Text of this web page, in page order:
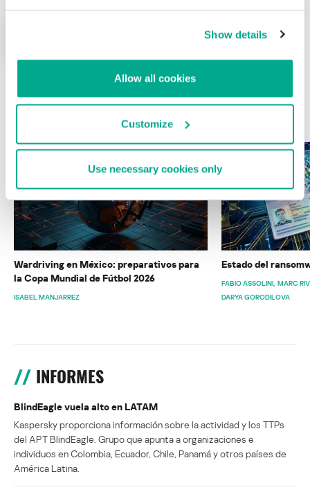
Show details
Allow all cookies
Customize
Use necessary cookies only
ÚLTIMAS PUBLICACIONES
Wardriving en México: preparativos para
la Copa Mundial de Fútbol 2026
ISABEL MANJARREZ
Estado del
FABIO ASSOLINI MARC
DARYA GORODILOVA
INFORMES
BlindEagle vuela alto en LATAM
Kaspersky proporciona información sobre la actividad y los TTPs
del APT BlindEagle. Grupo que apunta a organizaciones e
individuos en Colombia, Ecuador, Chile, Panamá y otros países de
América Latina.